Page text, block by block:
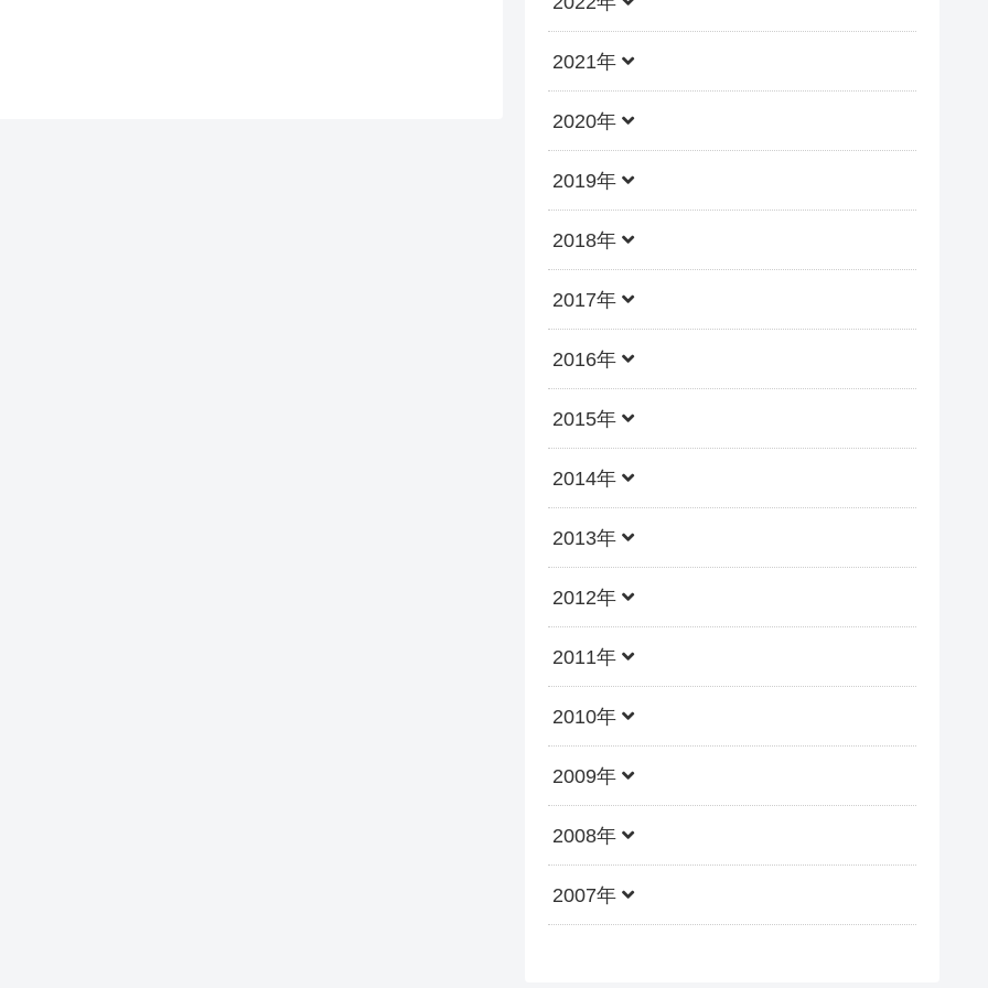
2021年
2020年
2019年
2018年
2017年
2016年
2015年
2014年
2013年
2012年
2011年
2010年
2009年
2008年
2007年